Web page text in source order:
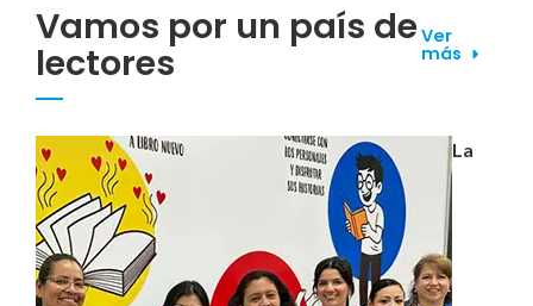
Vamos por un país de
lectores
Ver
más
La